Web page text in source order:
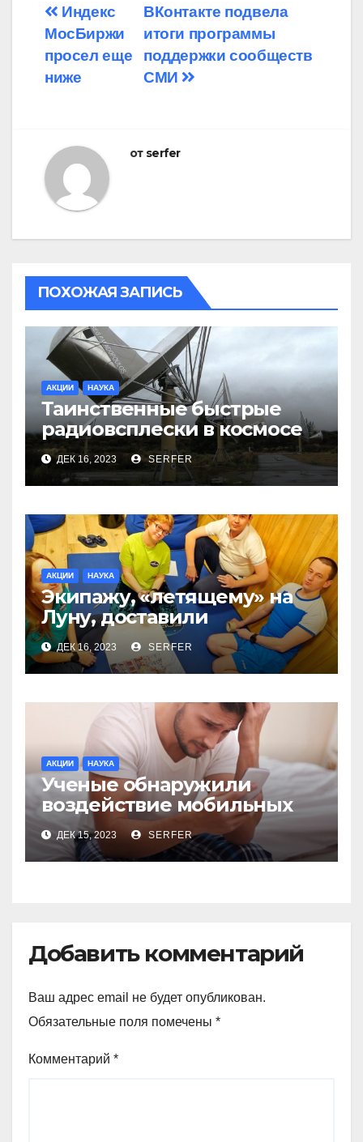
Навигация
по
записям
ВКонтакте подвела
итоги программы
поддержки сообществ
СМИ
Индекс
МосБиржи
просел еще
ниже
от serfer
ПОХОЖАЯ ЗАПИСЬ
АКЦИИ НАУКА
Таинственные быстрые
радиовсплески в космосе
сделались все более
странными
ДЕК 16, 2023 SERFER
АКЦИИ НАУКА
Экипажу, «летящему» на
Луну, доставили
психологический детектив
и манго
ДЕК 16, 2023 SERFER
АКЦИИ НАУКА
Ученые обнаружили
воздействие мобильных
телефонов на качество
спермы
ДЕК 15, 2023 SERFER
Добавить комментарий
Ваш адрес email не будет опубликован.
Обязательные поля помечены *
Комментарий *